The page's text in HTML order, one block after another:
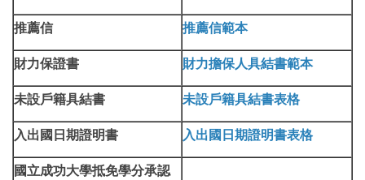
推薦信 推薦信範本
財力保證書 財力擔保人具結書範本
未設戶籍具結書 未設戶籍具結書表格
入出國日期證明書 入出國日期證明書表格
國立成功大學抵免學分承認